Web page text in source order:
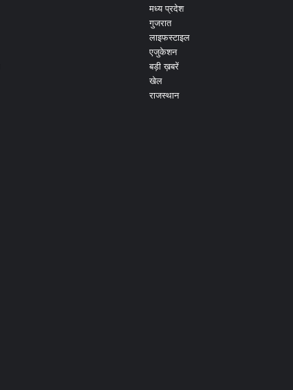
मध्य प्रदेश
गुजरात
लाइफस्टाइल
एजुकेशन
बड़ी ख़बरें
खेल
राजस्थान